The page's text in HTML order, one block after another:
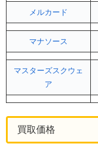
メルカード
マナソース
マスターズスクウェ
ア
買取価格